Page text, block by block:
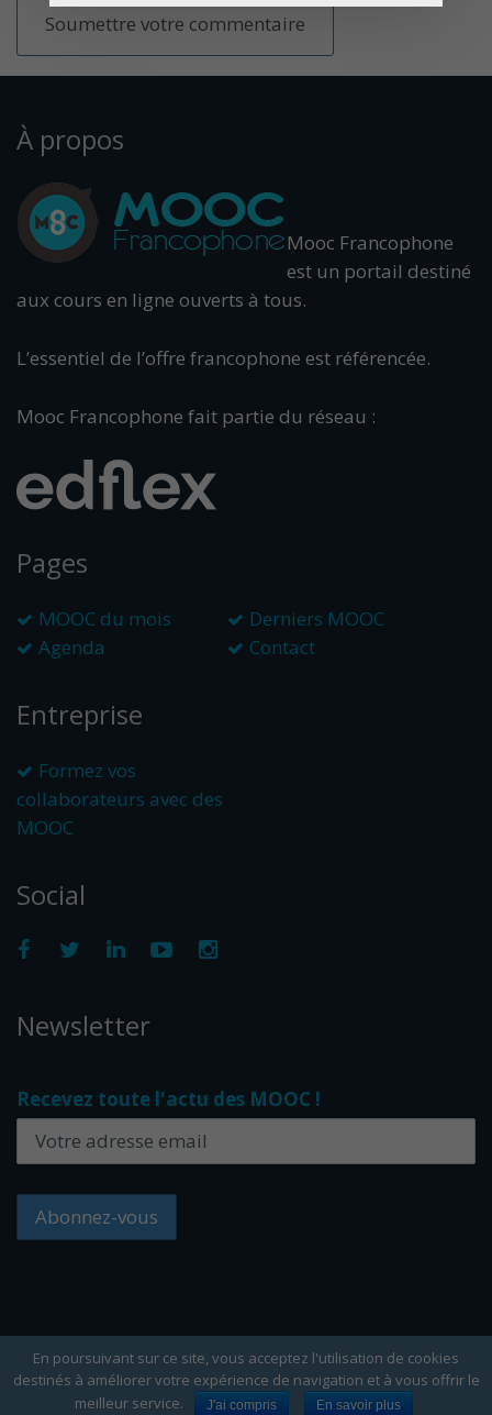
À propos
Mooc Francophone
est un portail destiné
aux cours en ligne ouverts à tous.
L’essentiel de l’offre francophone est référencée.
Mooc Francophone fait partie du réseau :
Pages
MOOC du mois
Derniers MOOC
Agenda
Contact
Entreprise
Formez vos
collaborateurs avec des
MOOC
Social
Newsletter
Recevez toute l'actu des MOOC !
Copyright Edflex © 2024 -Editorial-CGU-Cookies
En poursuivant sur ce site, vous acceptez l'utilisation de cookies
destinés à améliorer votre expérience de navigation et à vous offrir le
meilleur service.
J'ai compris En savoir plus